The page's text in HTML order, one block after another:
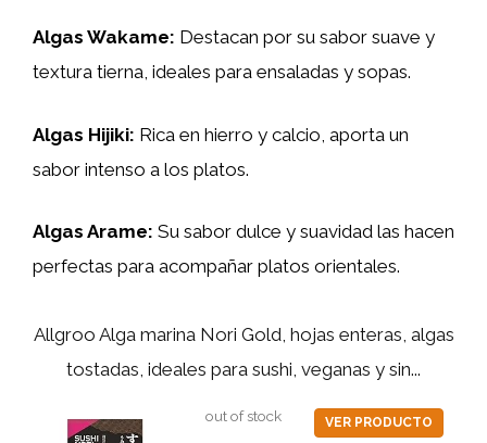
Algas Wakame: Destacan por su sabor suave y
textura tierna, ideales para ensaladas y sopas.
Algas Hijiki: Rica en hierro y calcio, aporta un
sabor intenso a los platos.
Algas Arame: Su sabor dulce y suavidad las hacen
perfectas para acompañar platos orientales.
Allgroo Alga marina Nori Gold, hojas enteras, algas
tostadas, ideales para sushi, veganas y sin...
out of stock VER PRODUCTO